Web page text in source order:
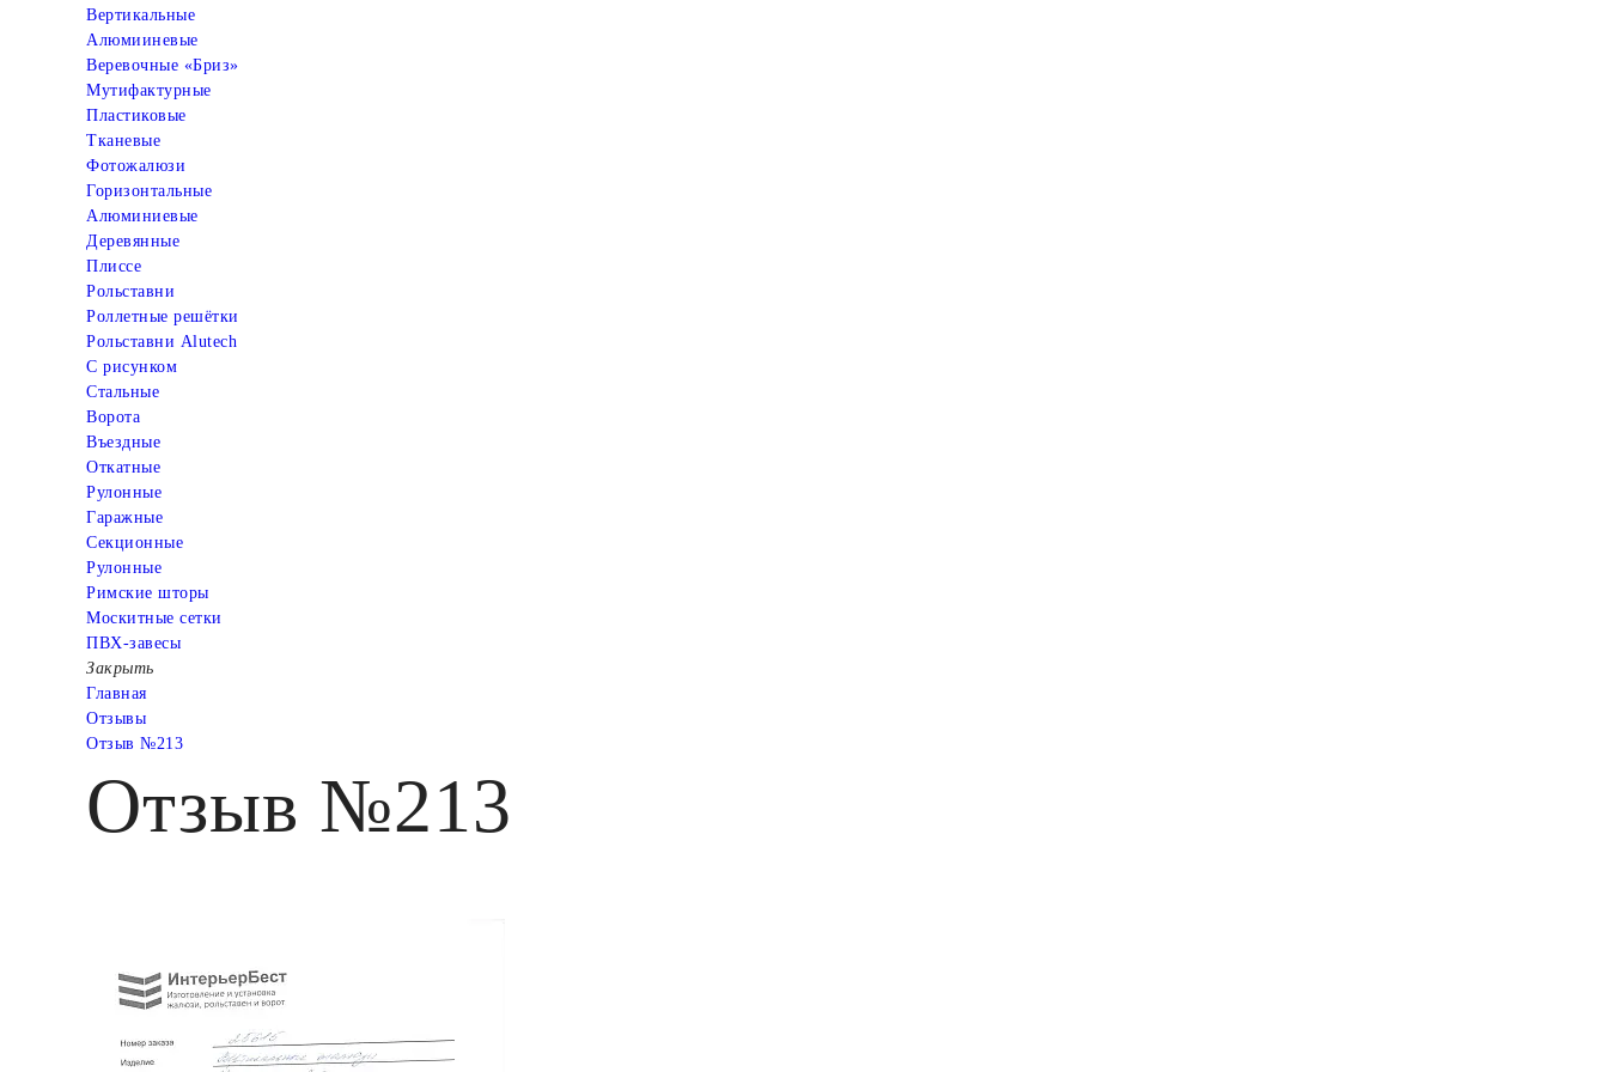
Вертикальные
Алюмииневые
Веревочные «Бриз»
Мутифактурные
Пластиковые
Тканевые
Фотожалюзи
Горизонтальные
Алюминиевые
Деревянные
Плиссе
Рольставни
Роллетные решётки
Рольставни Alutech
С рисунком
Стальные
Ворота
Въездные
Откатные
Рулонные
Гаражные
Cекционные
Рулонные
Римские шторы
Москитные сетки
ПВХ-завесы
Закрыть
Главная
Отзывы
Отзыв №213
Отзыв №213